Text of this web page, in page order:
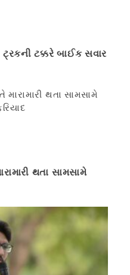
ટ્રકની ટક્કરે બાઈક સવાર
થતા સામસામે